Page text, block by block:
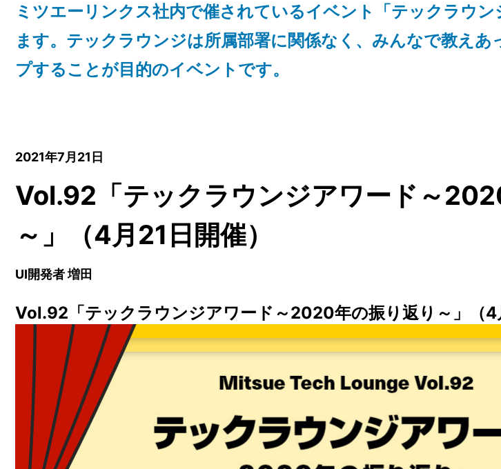
ミツエーリンクス社内で催されているイベント「テックラウン
ます。テックラウンジは所属部署に関係なく、みんなで教えあ
プすることが目的のイベントです。
2021年7月21日
Vol.92「テックラウンジアワード～
～」（4月21日開催）
UI開発者 増田
Vol.92「テックラウンジアワード～2020年の振り返り～」（4